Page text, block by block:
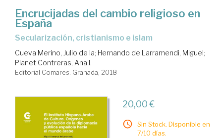
Encrucijadas del cambio religioso en
España
secularización, cristianismo e islam
Cueva Merino, Julio de la; Hernando de Larramendi, Miguel;
Planet Contreras, Ana I.
Editorial Comares. Granada, 2018
20,00 €
Sin Stock. Disponible en
7/10 días.